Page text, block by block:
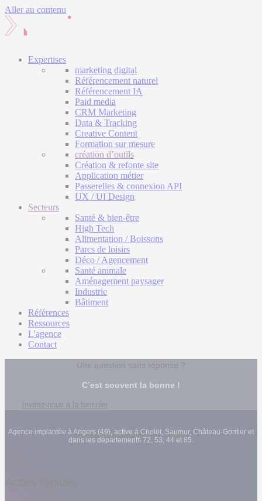
Aller au contenu
Expertises
marketing digital
Référencement naturel
Référencement IA
Paid media
CRM Marketing
Data & Tracking
Creative Content
Formation sur mesure
création d’outils
Création & refonte site
Application métier
Passerelles & connexion API
UX / UI Design
Secteurs
Santé & bien-être
High Tech
Alimentation / Boissons
Parcs de loisirs
Déco / Agencement
Santé animale
Aménagement paysager
Industrie
Bâtiment
Références
Ressources
L'agence
Contact
Une question sans réponse ?
C’est souvent la bonne !
Invitez-nous à la formuler
Agence implantée à Angers (49), active à Cholet, Saumur, Château-Gontier et
dans les départements 72, 53, 44 et 85.